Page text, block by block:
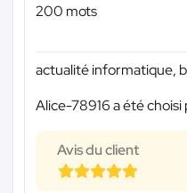
200 mots
actualité informatique,
Alice-78916 a été
Avis du client